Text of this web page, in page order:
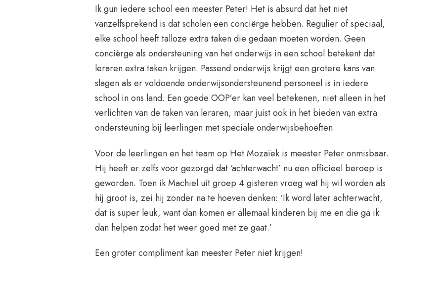
Ik gun iedere school een meester Peter! Het is absurd dat het niet
vanzelfsprekend is dat scholen een conciërge hebben. Regulier of speciaal,
elke school heeft talloze extra taken die gedaan moeten worden. Geen
conciërge als ondersteuning van het onderwijs in een school betekent dat
leraren extra taken krijgen. Passend onderwijs krijgt een grotere kans van
slagen als er voldoende onderwijsondersteunend personeel is in iedere
school in ons land. Een goede OOP’er kan veel betekenen, niet alleen in het
verlichten van de taken van leraren, maar juist ook in het bieden van extra
ondersteuning bij leerlingen met speciale onderwijsbehoeften.
Voor de leerlingen en het team op Het Mozaïek is meester Peter onmisbaar.
Hij heeft er zelfs voor gezorgd dat ‘achterwacht’ nu een officieel beroep is
geworden. Toen ik Machiel uit groep 4 gisteren vroeg wat hij wil worden als
hij groot is, zei hij zonder na te hoeven denken: ‘Ik word later achterwacht,
dat is super leuk, want dan komen er allemaal kinderen bij me en die ga ik
dan helpen zodat het weer goed met ze gaat.’
Een groter compliment kan meester Peter niet krijgen!